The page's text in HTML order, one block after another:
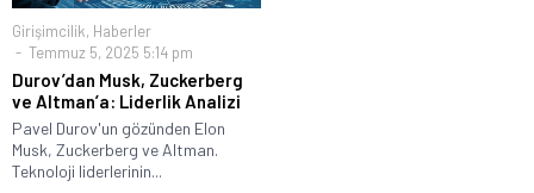
Girişimcilik, Haberler
Temmuz 5, 2025 5:14 pm
Durov’dan Musk, Zuckerberg
ve Altman’a: Liderlik Analizi
Pavel Durov'un gözünden Elon
Musk, Zuckerberg ve Altman.
Teknoloji liderlerinin...